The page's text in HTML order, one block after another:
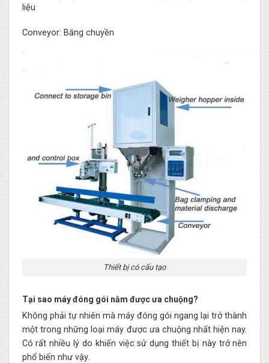
liệu
Conveyor: Băng chuyền
Thiết bị có cấu tạo
Tại sao máy đóng gói nằm được ưa chuộng?
Không phải tự nhiên mà máy đóng gói ngang lại trở thành
một trong những loại máy được ưa chuộng nhất hiện nay.
Có rất nhiều lý do khiến việc sử dụng thiết bị này trở nên
phổ biến như vậy.